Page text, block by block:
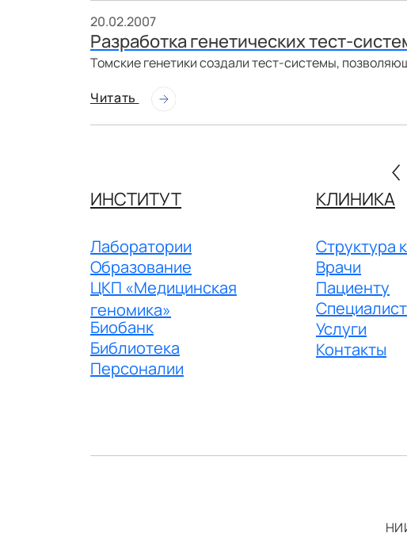
20.02.2007
Разработка генетических тест-
Томские генетики создали тест-системы,
Читать
ИНСТИТУТ
Лаборатории
Образование
ЦКП «Медицинская
геномика»
Биобанк
Библиотека
Персоналии
КЛИНИКА
Структура
Врачи
Пациенту
Услуги
Контакты